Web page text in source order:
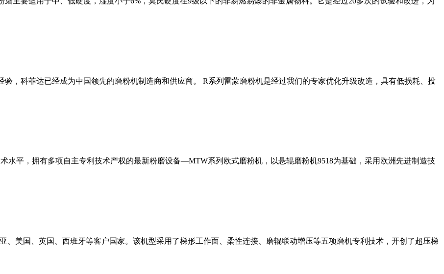
，科菲达已经成为中国领先的磨粉机制造商和供应商。 R系列雷蒙磨粉机是经过我们的专家优化升级改造，具有低损耗、投
水平，拥有多项自主专利技术产权的最新粉磨设备—MTW系列欧式磨粉机，以悬辊磨粉机9518为基础，采用欧洲先进制造技
、美国、英国、西班牙等客户国家。该机型采用了梯形工作面、柔性连接、磨辊联动增压等五项磨机专利技术，开创了超压梯